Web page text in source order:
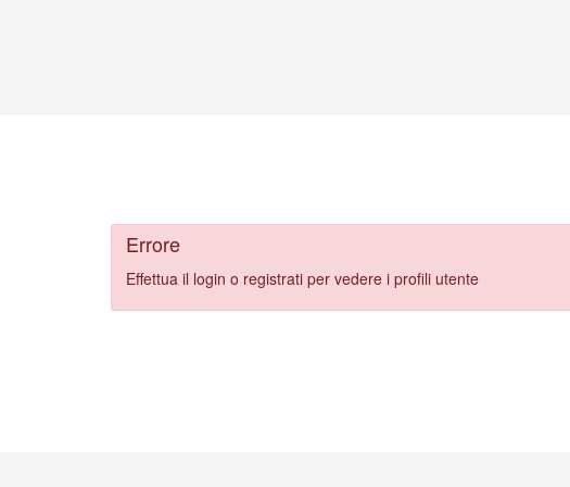
Errore
Effettua il login o registrati per vedere i profili utente